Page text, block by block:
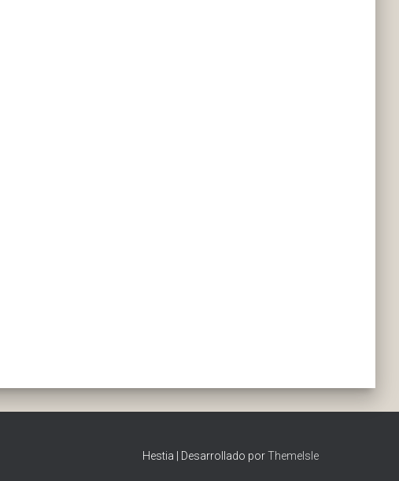
Hestia | Desarrollado porThemeIsle